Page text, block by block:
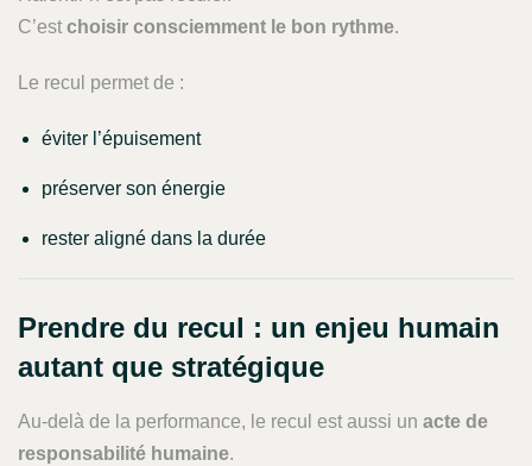
C’est choisir consciemment le bon rythme.
Le recul permet de :
éviter l’épuisement
préserver son énergie
rester aligné dans la durée
Prendre du recul : un enjeu humain
autant que stratégique
Au-delà de la performance, le recul est aussi un acte de
responsabilité humaine.